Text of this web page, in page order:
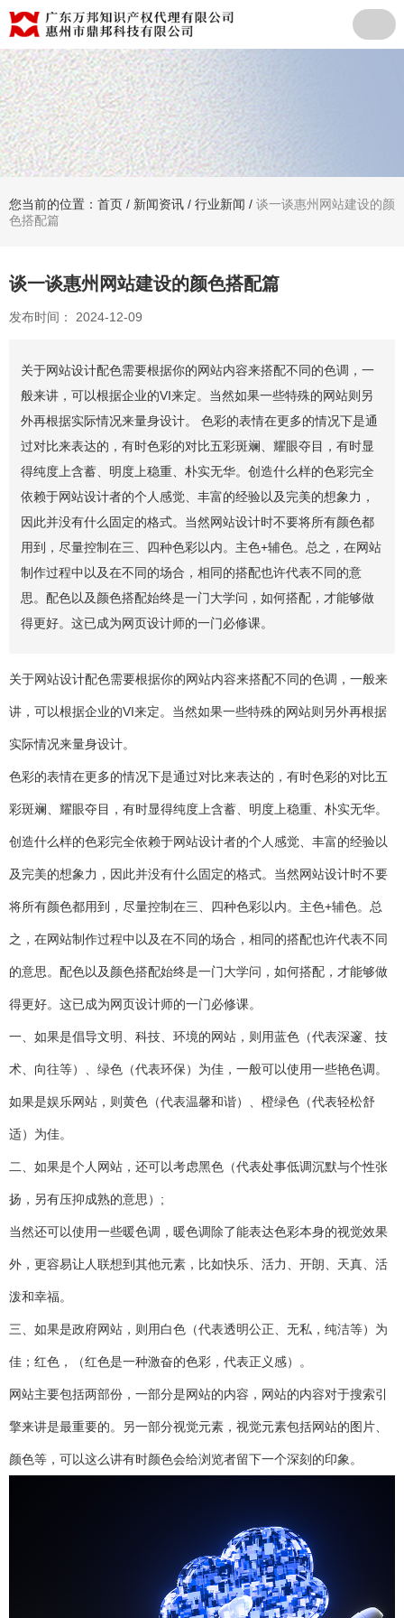
您当前的位置：首页 / 新闻资讯 / 行业新闻 / 谈一谈惠州网站建设的颜
色搭配篇
谈一谈惠州网站建设的颜色搭配篇
发布时间： 2024-12-09
关于网站设计配色需要根据你的网站内容来搭配不同的色调，一
般来讲，可以根据企业的VI来定。当然如果一些特殊的网站则另
外再根据实际情况来量身设计。 色彩的表情在更多的情况下是通
过对比来表达的，有时色彩的对比五彩斑斓、耀眼夺目，有时显
得纯度上含蓄、明度上稳重、朴实无华。创造什么样的色彩完全
依赖于网站设计者的个人感觉、丰富的经验以及完美的想象力，
因此并没有什么固定的格式。当然网站设计时不要将所有颜色都
用到，尽量控制在三、四种色彩以内。主色+辅色。总之，在网站
制作过程中以及在不同的场合，相同的搭配也许代表不同的意
思。配色以及颜色搭配始终是一门大学问，如何搭配，才能够做
得更好。这已成为网页设计师的一门必修课。
关于网站设计配色需要根据你的网站内容来搭配不同的色调，一般来
讲，可以根据企业的VI来定。当然如果一些特殊的网站则另外再根据
实际情况来量身设计。
色彩的表情在更多的情况下是通过对比来表达的，有时色彩的对比五
彩斑斓、耀眼夺目，有时显得纯度上含蓄、明度上稳重、朴实无华。
创造什么样的色彩完全依赖于网站设计者的个人感觉、丰富的经验以
及完美的想象力，因此并没有什么固定的格式。当然网站设计时不要
将所有颜色都用到，尽量控制在三、四种色彩以内。主色+辅色。总
之，在网站制作过程中以及在不同的场合，相同的搭配也许代表不同
的意思。配色以及颜色搭配始终是一门大学问，如何搭配，才能够做
得更好。这已成为网页设计师的一门必修课。
一、如果是倡导文明、科技、环境的网站，则用蓝色（代表深邃、技
术、向往等）、绿色（代表环保）为佳，一般可以使用一些艳色调。
如果是娱乐网站，则黄色（代表温馨和谐）、橙绿色（代表轻松舒
适）为佳。
二、如果是个人网站，还可以考虑黑色（代表处事低调沉默与个性张
扬，另有压抑成熟的意思）;
当然还可以使用一些暖色调，暖色调除了能表达色彩本身的视觉效果
外，更容易让人联想到其他元素，比如快乐、活力、开朗、天真、活
泼和幸福。
三、如果是政府网站，则用白色（代表透明公正、无私，纯洁等）为
佳；红色，（红色是一种激奋的色彩，代表正义感）。
网站主要包括两部份，一部分是网站的内容，网站的内容对于搜索引
擎来讲是最重要的。另一部分视觉元素，视觉元素包括网站的图片、
颜色等，可以这么讲有时颜色会给浏览者留下一个深刻的印象。